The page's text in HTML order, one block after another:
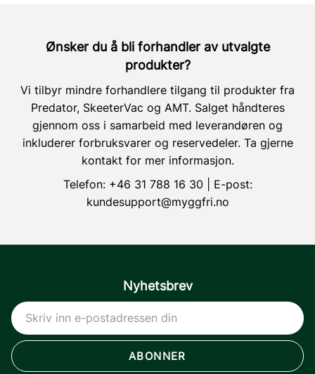
Ønsker du å bli forhandler av utvalgte
produkter?
Vi tilbyr mindre forhandlere tilgang til produkter fra
Predator, SkeeterVac og AMT. Salget håndteres
gjennom oss i samarbeid med leverandøren og
inkluderer forbruksvarer og reservedeler. Ta gjerne
kontakt for mer informasjon.
Telefon: +46 31 788 16 30 | E-post:
kundesupport@myggfri.no
Nyhetsbrev
ABONNER